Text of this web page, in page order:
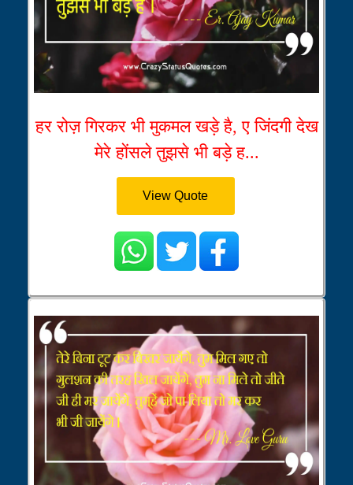
हर रोज़ गिरकर भी मुकमल खड़े है, ए जिंदगी देख
मेरे होंसले तुझसे भी बड़े ह...
View Quote